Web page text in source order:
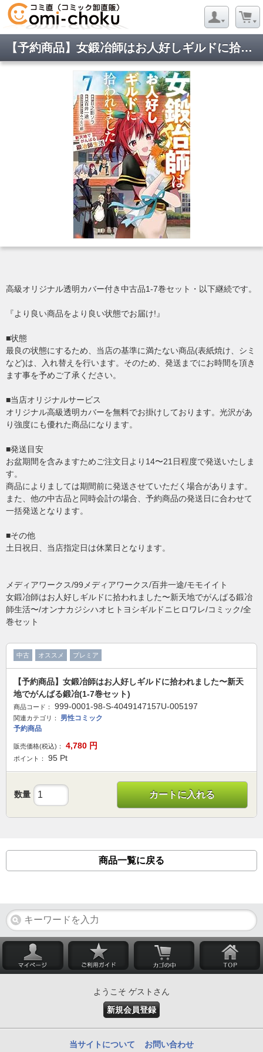
【予約商品】女鍛冶師はお人好しギルドに拾われました〜新天地でがんばる鍛冶(1-7巻セット)
高級オリジナル透明カバー付き中古品1-7巻セット・以下継続です。
『より良い商品をより良い状態でお届け!』
■状態
最良の状態にするため、当店の基準に満たない商品(表紙焼け、シミ
など)は、入れ替えを行います。そのため、発送までにお時間を頂き
ます事を予めご了承ください。
■当店オリジナルサービス
オリジナル高級透明カバーを無料でお掛けしております。光沢があ
り強度にも優れた商品になります。
■発送目安
お盆期間を含みますためご注文日より14〜21日程度で発送いたしま
す。
商品によりましては期間前に発送させていただく場合があります。
また、他の中古品と同時会計の場合、予約商品の発送日に合わせて
一括発送となります。
■その他
土日祝日、当店指定日は休業日となります。
メディアワークス/99メディアワークス/百井一途/モモイイト
女鍛冶師はお人好しギルドに拾われました〜新天地でがんばる鍛冶
師生活〜/オンナカジシハオヒトヨシギルドニヒロワレ/コミック/全
巻セット
中古 オススメ プレミア
【予約商品】女鍛冶師はお人好しギルドに拾われました〜新天
地でがんばる鍛冶(1-7巻セット)
商品コード： 999-0001-98-S-4049147157U-005197
関連カテゴリ：
男性コミック
予約商品
販売価格(税込)： 4,780 円
ポイント： 95 Pt
数量 カートに入れる
商品一覧に戻る
ようこそ ゲストさん
新規会員登録
当サイトについて お問い合わせ